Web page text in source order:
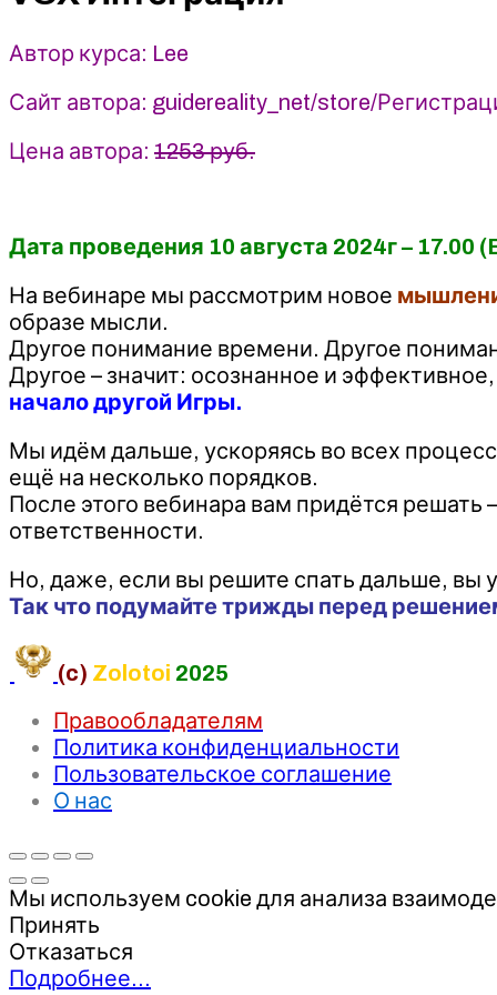
Автор курса: Lee
Сайт автора: guidereality_net/store/
Цена автора: 1253 руб.
Дата проведения 10 августа 2024г – 17.00
На вебинаре мы рассмотрим новое
образе мысли.
Другое понимание времени. Другое
Другое – значит: осознанное и
начало другой Игры.
Мы идём дальше, ускоряясь во всех
ещё на несколько порядков.
После этого вебинара вам придётся
ответственности.
Но, даже, если вы решите спать дальше, вы
Так что подумайте трижды перед
(c) Zolotoi 2025
Правообладателям
Политика конфиденциальности
Пользовательское соглашение
О нас
Мы используем cookie для анализа
Принять
Отказаться
Подробнее…